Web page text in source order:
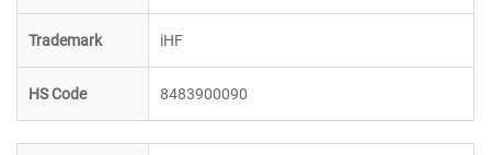
Trademark iHF
HS Code 8483900090